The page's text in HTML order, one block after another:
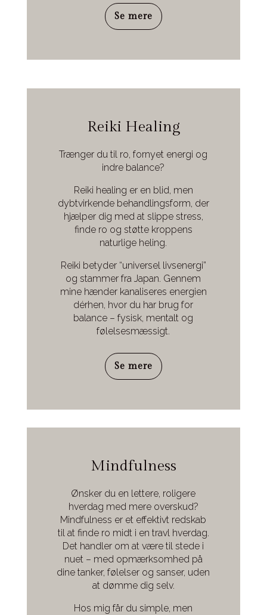
Se mere
Reiki Healing
Trænger du til ro, fornyet energi og
indre balance?
Reiki healing er en blid, men
dybtvirkende behandlingsform, der
hjælper dig med at slippe stress,
finde ro og støtte kroppens
naturlige heling.
Reiki betyder “universel livsenergi”
og stammer fra Japan. Gennem
mine hænder kanaliseres energien
dérhen, hvor du har brug for
balance – fysisk, mentalt og
følelsesmæssigt.
Se mere
Mindfulness
Ønsker du en lettere, roligere
hverdag med mere overskud?
Mindfulness er et effektivt redskab
til at finde ro midt i en travl hverdag.
Det handler om at være til stede i
nuet – med opmærksomhed på
dine tanker, følelser og sanser, uden
at dømme dig selv.
Hos mig får du simple, men